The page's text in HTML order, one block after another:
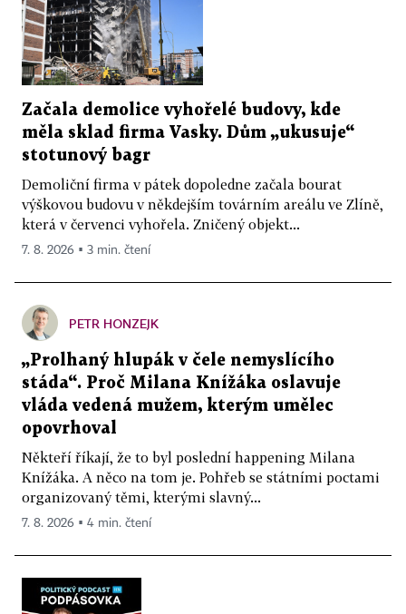
Začala demolice vyhořelé budovy, kde
měla sklad firma Vasky. Dům „ukusuje“
stotunový bagr
Demoliční firma v pátek dopoledne začala bourat
výškovou budovu v někdejším továrním areálu ve Zlíně,
která v červenci vyhořela. Zničený objekt...
7. 8. 2026 ▪ 3 min. čtení
PETR HONZEJK
„Prolhaný hlupák v čele nemyslícího
stáda“. Proč Milana Knížáka oslavuje
vláda vedená mužem, kterým umělec
opovrhoval
Někteří říkají, že to byl poslední happening Milana
Knížáka. A něco na tom je. Pohřeb se státními poctami
organizovaný těmi, kterými slavný...
7. 8. 2026 ▪ 4 min. čtení